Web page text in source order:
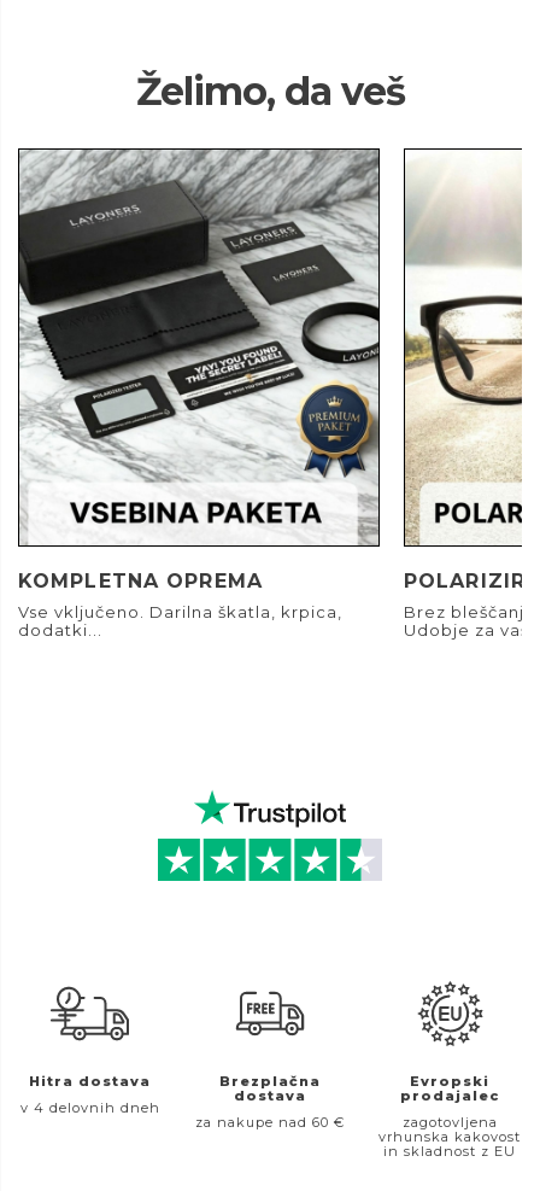
Želimo, da veš
KOMPLETNA OPREMA
Vse vključeno. Darilna škatla, krpica,
dodatki...
Brez
Udobje za
Hitra dostava
v 4 delovnih dneh
Brezplačna
dostava
za nakupe nad 60 €
Evropski
prodajalec
zagotovljena
vrhunska kakovost
in skladnost z EU